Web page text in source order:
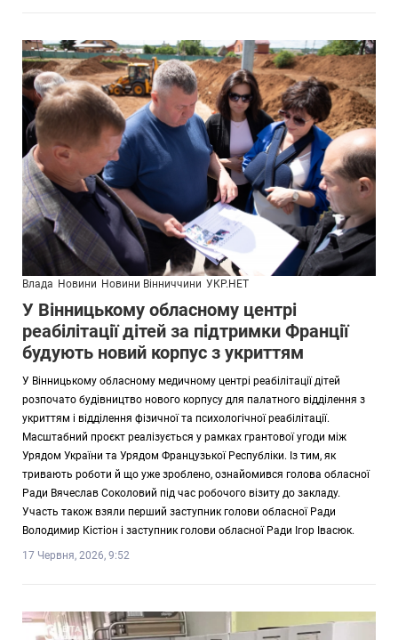
Влада Новини Новини Вінниччини УКР.НЕТ
У Вінницькому обласному центрі
реабілітації дітей за підтримки Франції
будують новий корпус з укриттям
У Вінницькому обласному медичному центрі реабілітації дітей
розпочато будівництво нового корпусу для палатного відділення з
укриттям і відділення фізичної та психологічної реабілітації.
Масштабний проєкт реалізується у рамках грантової угоди між
Урядом України та Урядом Французької Республіки. Із тим, як
тривають роботи й що уже зроблено, ознайомився голова обласної
Ради Вячеслав Соколовий під час робочого візиту до закладу.
Участь також взяли перший заступник голови обласної Ради
Володимир Кістіон і заступник голови обласної Ради Ігор Івасюк.
17 Червня, 2026, 9:52